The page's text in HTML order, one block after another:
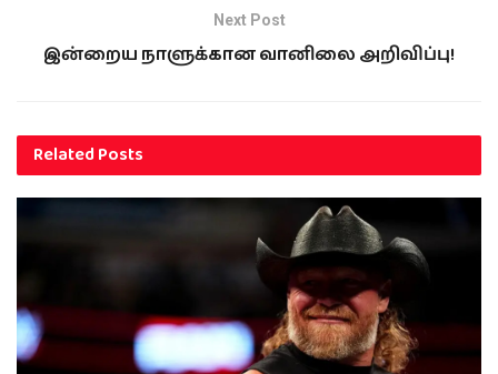
Next Post
இன்றைய நாளுக்கான வானில‍ை அறிவிப்பு!
RelatedPosts